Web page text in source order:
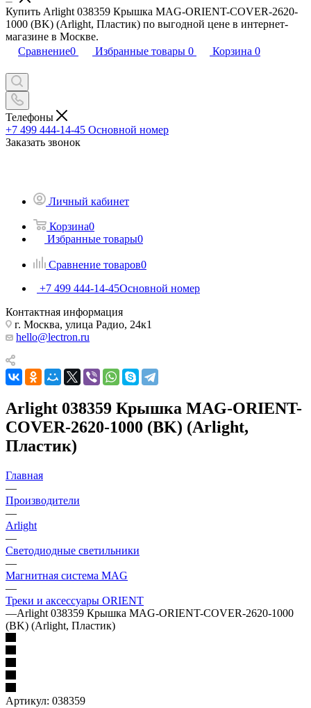
Купить Arlight 038359 Крышка MAG-ORIENT-COVER-2620-
1000 (BK) (Arlight, Пластик) по выгодной цене в интернет-
магазине в Москве.
Сравнение0 Избранные товары 0 Корзина 0
Телефоны
+7 499 444-14-45 Основной номер
Заказать звонок
Личный кабинет
Корзина0
Избранные товары0
Сравнение товаров0
+7 499 444-14-45Основной номер
Контактная информация
г. Москва, улица Радио, 24к1
hello@lectron.ru
Arlight 038359 Крышка MAG-ORIENT-
COVER-2620-1000 (BK) (Arlight,
Пластик)
Главная
—
Производители
—
Arlight
—
Светодиодные светильники
—
Магнитная система MAG
—
Треки и аксессуары ORIENT
—Arlight 038359 Крышка MAG-ORIENT-COVER-2620-1000
(BK) (Arlight, Пластик)
Артикул: 038359